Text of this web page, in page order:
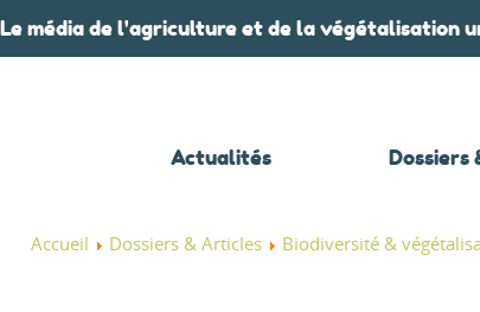
Le média de l'agriculture et de la végétalisation
Actualités Dossiers
Accueil Dossiers & Articles Biodiversité &